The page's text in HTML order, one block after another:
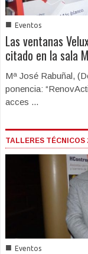
■ Eventos
Las ventanas
citado en la sala
Mª José Rabuñal,
ponencia:
acces ...
TALLERES TÉCNICOS
■ Eventos